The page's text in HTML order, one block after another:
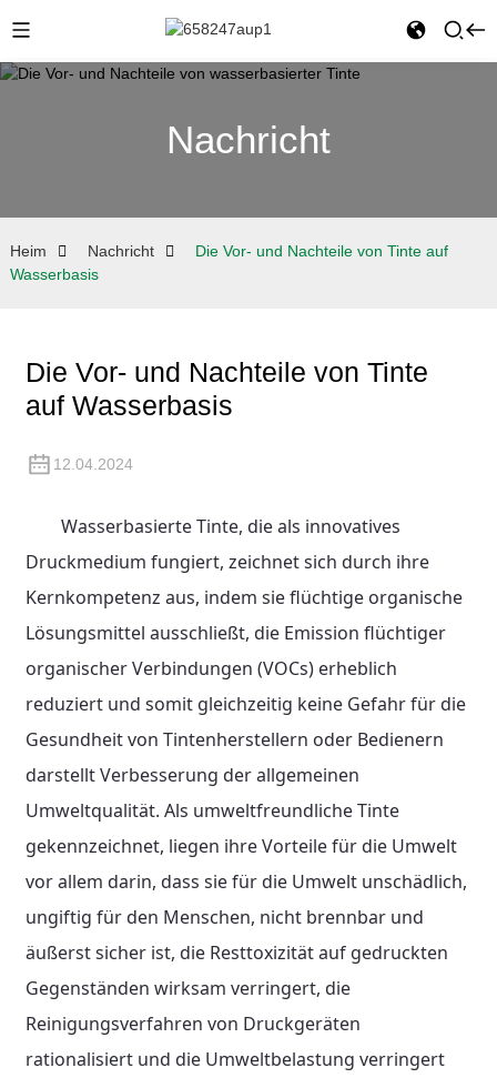
Nachricht
Heim Nachricht
Die Vor- und Nachteile von Tinte auf
Wasserbasis
Die Vor- und Nachteile von Tinte
auf Wasserbasis
12.04.2024
Wasserbasierte Tinte, die als innovatives
Druckmedium fungiert, zeichnet sich durch ihre
Kernkompetenz aus, indem sie flüchtige organische
Lösungsmittel ausschließt, die Emission flüchtiger
organischer Verbindungen (VOCs) erheblich
reduziert und somit gleichzeitig keine Gefahr für die
Gesundheit von Tintenherstellern oder Bedienern
darstellt Verbesserung der allgemeinen
Umweltqualität. Als umweltfreundliche Tinte
gekennzeichnet, liegen ihre Vorteile für die Umwelt
vor allem darin, dass sie für die Umwelt unschädlich,
ungiftig für den Menschen, nicht brennbar und
äußerst sicher ist, die Resttoxizität auf gedruckten
Gegenständen wirksam verringert, die
Reinigungsverfahren von Druckgeräten
rationalisiert und die Umweltbelastung verringert